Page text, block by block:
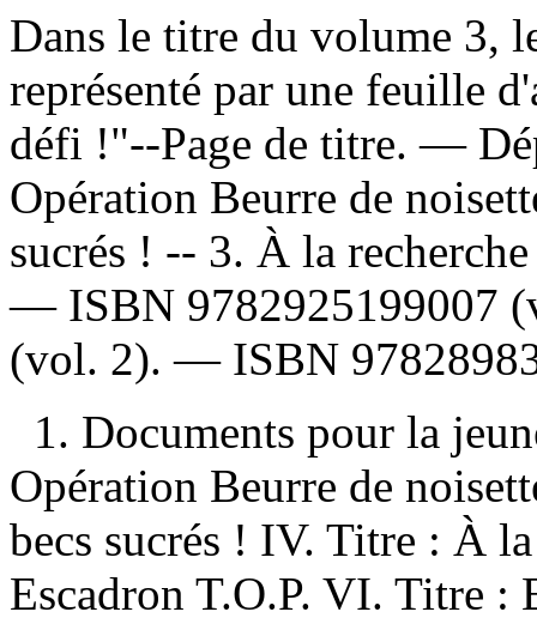
Dans le titre du volume 3,
représenté par une feuille
défi !"--Page de titre. —
Opération Beurre de
sucrés ! -- 3. À la
— ISBN 9782925199007
(vol. 2). — ISBN
1. Documents pour la
Opération Beurre de
becs sucrés ! IV. Titre : À
Escadron T.O.P. VI. Titre :